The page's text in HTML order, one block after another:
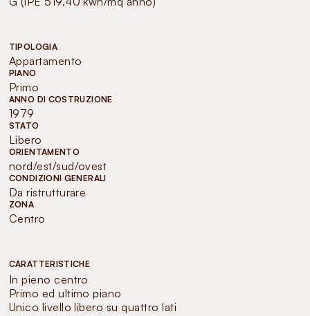
TIPOLOGIA
Appartamento
PIANO
Primo
ANNO DI COSTRUZIONE
1979
STATO
Libero
ORIENTAMENTO
nord/est/sud/ovest
CONDIZIONI GENERALI
Da ristrutturare
ZONA
Centro
CARATTERISTICHE
In pieno centro
Primo ed ultimo piano
Unico livello libero su quattro lati